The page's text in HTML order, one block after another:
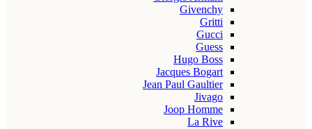
Givenchy
Gritti
Gucci
Guess
Hugo Boss
Jacques Bogart
Jean Paul Gaultier
Jivago
Joop Homme
La Rive